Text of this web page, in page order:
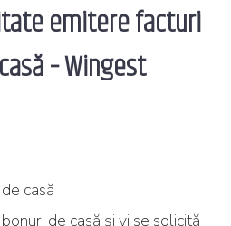
emitere facturi
– Wingest
casă
de casă și vi se solicită